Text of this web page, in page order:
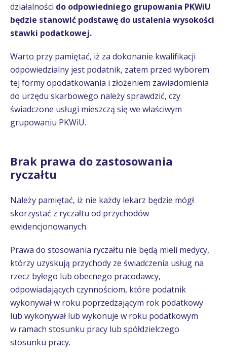
działalności do odpowiedniego grupowania PKWiU
będzie stanowić podstawę do ustalenia wysokości
stawki podatkowej.
Warto przy pamiętać, iż za dokonanie kwalifikacji
odpowiedzialny jest podatnik, zatem przed wyborem
tej formy opodatkowania i złożeniem zawiadomienia
do urzędu skarbowego należy sprawdzić, czy
świadczone usługi mieszczą się we właściwym
grupowaniu PKWiU.
Brak prawa do zastosowania
ryczałtu
Należy pamiętać, iż nie każdy lekarz będzie mógł
skorzystać z ryczałtu od przychodów
ewidencjonowanych.
Prawa do stosowania ryczałtu nie będą mieli medycy,
którzy uzyskują przychody ze świadczenia usług na
rzecz byłego lub obecnego pracodawcy,
odpowiadających czynnościom, które podatnik
wykonywał w roku poprzedzającym rok podatkowy
lub wykonywał lub wykonuje w roku podatkowym
w ramach stosunku pracy lub spółdzielczego
stosunku pracy.